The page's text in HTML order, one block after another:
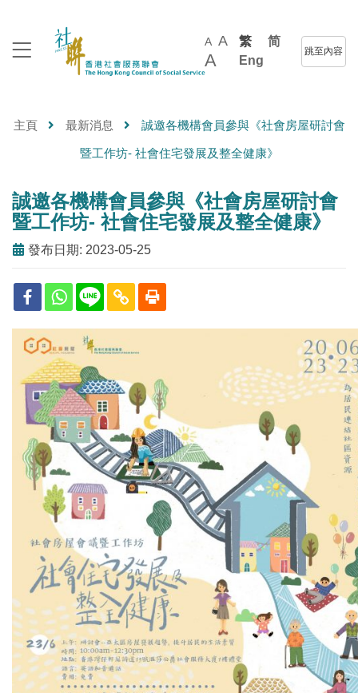
A A
A
繁
简
Eng
跳至內容
主頁 最新消息 誠邀各機構會員參與《社會房屋研討會
暨工作坊- 社會住宅發展及整全健康》
誠邀各機構會員參與《社會房屋研討會
暨工作坊- 社會住宅發展及整全健康》
發布日期: 2023-05-25